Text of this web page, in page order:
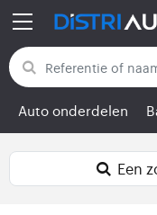
Terug naar
Auto onderdelen
Een